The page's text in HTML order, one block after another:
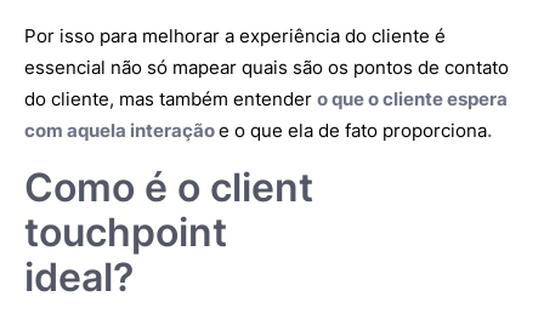
Por isso para melhorar a experiência do cliente é
essencial não só mapear quais são os pontos de contato
do cliente, mas também entender o que o cliente espera
com aquela interaçãoe o que ela de fato proporciona.
Como é o client
touchpoint
ideal?